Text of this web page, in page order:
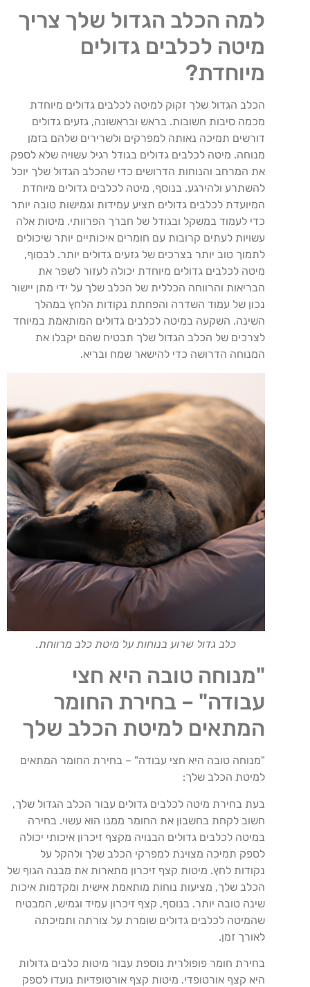
למה הכלב הגדול שלך צריך
מיטה לכלבים גדולים
מיוחדת?
הכלב הגדול שלך זקוק למיטה לכלבים גדולים מיוחדת
מכמה סיבות חשובות. בראש ובראשונה, גזעים גדולים
דורשים תמיכה נאותה למפרקים ולשרירים שלהם בזמן
מנוחה. מיטה לכלבים גדולים בגודל רגיל עשויה שלא לספק
את המרחב והנוחות הדרושים כדי שהכלב הגדול שלך יוכל
להשתרע ולהירגע. בנוסף, מיטה לכלבים גדולים מיוחדת
המיועדת לכלבים גדולים תציע עמידות וגמישות טובה יותר
כדי לעמוד במשקל ובגודל של חברך הפרוותי. מיטות אלה
עשויות לעתים קרובות עם חומרים איכותיים יותר שיכולים
לתמוך טוב יותר בצרכים של גזעים גדולים יותר. לבסוף,
מיטה לכלבים גדולים מיוחדת יכולה לעזור לשפר את
הבריאות והרווחה הכללית של הכלב שלך על ידי מתן יישור
נכון של עמוד השדרה והפחתת נקודות הלחץ במהלך
השינה. השקעה במיטה לכלבים גדולים המותאמת במיוחד
לצרכים של הכלב הגדול שלך תבטיח שהם יקבלו את
המנוחה הדרושה כדי להישאר שמח ובריא.
כלב גדול שרוע בנוחות על מיטת כלב מרווחת.
"מנוחה טובה היא חצי
עבודה" – בחירת החומר
המתאים למיטת הכלב שלך
"מנוחה טובה היא חצי עבודה" – בחירת החומר המתאים
למיטת הכלב שלך:
בעת בחירת מיטה לכלבים גדולים עבור הכלב הגדול שלך,
חשוב לקחת בחשבון את החומר ממנו הוא עשוי. בחירה
במיטה לכלבים גדולים הבנויה מקצף זיכרון איכותי יכולה
לספק תמיכה מצוינת למפרקי הכלב שלך ולהקל על
נקודות לחץ. מיטות קצף זיכרון מתארות את מבנה הגוף של
הכלב שלך, מציעות נוחות מותאמת אישית ומקדמות איכות
שינה טובה יותר. בנוסף, קצף זיכרון עמיד וגמיש, המבטיח
שהמיטה לכלבים גדולים שומרת על צורתה ותמיכתה
לאורך זמן.
בחירת חומר פופולרית נוספת עבור מיטות כלבים גדולות
היא קצף אורטופדי. מיטות קצף אורטופדיות נועדו לספק